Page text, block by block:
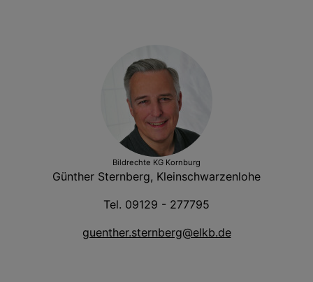
Bildrechte KG Kornburg
Günther Sternberg, Kleinschwarzenlohe
Tel. 09129 - 277795
guenther.sternberg@elkb.de